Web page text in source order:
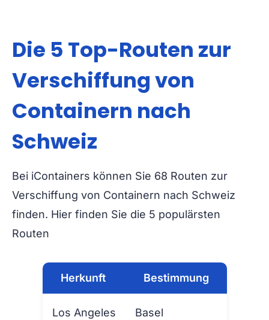
Die 5 Top-Routen zur
Verschiffung von
Containern nach
Schweiz
Bei iContainers können Sie 68 Routen zur
Verschiffung von Containern nach Schweiz
finden. Hier finden Sie die 5 populärsten
Routen
Herkunft Bestimmung
Los Angeles Basel